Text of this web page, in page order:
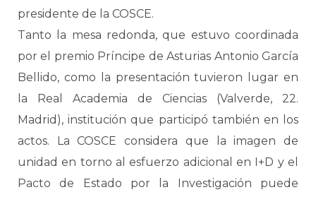
presidente de la COSCE.
Tanto la mesa redonda, que estuvo coordinada
por el premio Príncipe de Asturias Antonio García
Bellido, como la presentación tuvieron lugar en
la Real Academia de Ciencias (Valverde, 22.
Madrid), institución que participó también en los
actos. La COSCE considera que la imagen de
unidad en torno al esfuerzo adicional en I+D y el
Pacto de Estado por la Investigación puede